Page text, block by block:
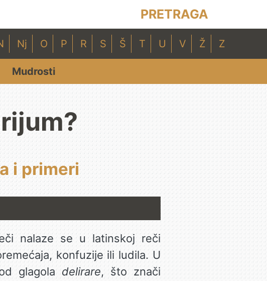
PRETRAGA
Nj O P R S Š T U V Ž Z
Mudrosti
i primeri
nalaze se u latinskoj reči
konfuzije ili ludila. U
glagoladelirare, što znači